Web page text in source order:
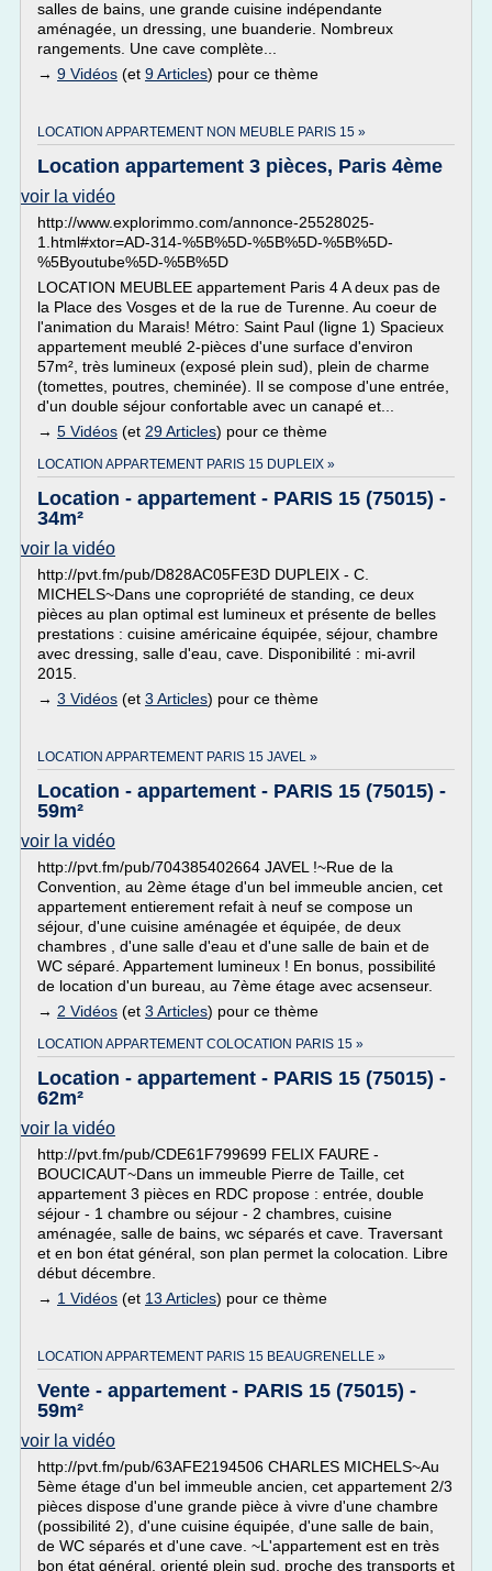
salles de bains, une grande cuisine indépendante
aménagée, un dressing, une buanderie. Nombreux
rangements. Une cave complète...
→ 9 Vidéos (et 9 Articles) pour ce thème
LOCATION APPARTEMENT NON MEUBLE PARIS 15 »
Location appartement 3 pièces, Paris 4ème
voir la vidéo
http://www.explorimmo.com/annonce-25528025-
1.html#xtor=AD-314-%5B%5D-%5B%5D-%5B%5D-
%5Byoutube%5D-%5B%5D
LOCATION MEUBLEE appartement Paris 4 A deux pas de
la Place des Vosges et de la rue de Turenne. Au coeur de
l'animation du Marais! Métro: Saint Paul (ligne 1) Spacieux
appartement meublé 2-pièces d'une surface d'environ
57m², très lumineux (exposé plein sud), plein de charme
(tomettes, poutres, cheminée). Il se compose d'une entrée,
d'un double séjour confortable avec un canapé et...
→ 5 Vidéos (et 29 Articles) pour ce thème
LOCATION APPARTEMENT PARIS 15 DUPLEIX »
Location - appartement - PARIS 15 (75015) -
34m²
voir la vidéo
http://pvt.fm/pub/D828AC05FE3D DUPLEIX - C.
MICHELS~Dans une copropriété de standing, ce deux
pièces au plan optimal est lumineux et présente de belles
prestations : cuisine américaine équipée, séjour, chambre
avec dressing, salle d'eau, cave. Disponibilité : mi-avril
2015.
→ 3 Vidéos (et 3 Articles) pour ce thème
LOCATION APPARTEMENT PARIS 15 JAVEL »
Location - appartement - PARIS 15 (75015) -
59m²
voir la vidéo
http://pvt.fm/pub/704385402664 JAVEL !~Rue de la
Convention, au 2ème étage d'un bel immeuble ancien, cet
appartement entierement refait à neuf se compose un
séjour, d'une cuisine aménagée et équipée, de deux
chambres , d'une salle d'eau et d'une salle de bain et de
WC séparé. Appartement lumineux ! En bonus, possibilité
de location d'un bureau, au 7ème étage avec acsenseur.
→ 2 Vidéos (et 3 Articles) pour ce thème
LOCATION APPARTEMENT COLOCATION PARIS 15 »
Location - appartement - PARIS 15 (75015) -
62m²
voir la vidéo
http://pvt.fm/pub/CDE61F799699 FELIX FAURE -
BOUCICAUT~Dans un immeuble Pierre de Taille, cet
appartement 3 pièces en RDC propose : entrée, double
séjour - 1 chambre ou séjour - 2 chambres, cuisine
aménagée, salle de bains, wc séparés et cave. Traversant
et en bon état général, son plan permet la colocation. Libre
début décembre.
→ 1 Vidéos (et 13 Articles) pour ce thème
LOCATION APPARTEMENT PARIS 15 BEAUGRENELLE »
Vente - appartement - PARIS 15 (75015) -
59m²
voir la vidéo
http://pvt.fm/pub/63AFE2194506 CHARLES MICHELS~Au
5ème étage d'un bel immeuble ancien, cet appartement 2/3
pièces dispose d'une grande pièce à vivre d'une chambre
(possibilité 2), d'une cuisine équipée, d'une salle de bain,
de WC séparés et d'une cave. ~L'appartement est en très
bon état général, orienté plein sud, proche des transports et